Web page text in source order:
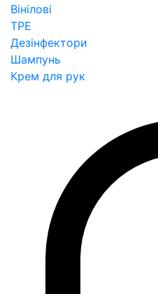
Вінілові
TPE
Дезінфектори
Шампунь
Крем для рук